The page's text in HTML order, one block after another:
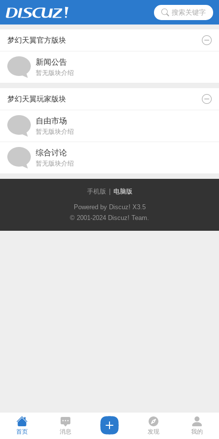
搜索关键字
梦幻天翼官方版块
新闻公告
暂无版块介绍
梦幻天翼玩家版块
自由市场
暂无版块介绍
综合讨论
暂无版块介绍
手机版 电脑版
Powered by Discuz! X3.5
© 2001-2024 Discuz! Team.
首页 消息 发现 我的